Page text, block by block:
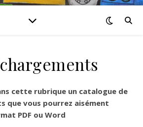
cette rubrique un catalogue de
que vous pourrez aisément
PDF ou Word